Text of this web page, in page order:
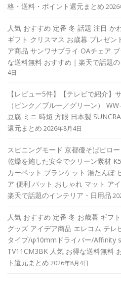
格・送料・ポイント還元まとめ 2026
人気 おすすめ 定番 冬 話題 注目 か
ギフト クリスマス お歳暮 プレゼ
ア商品 サンワサプライ OAチェア
な送料無料 おすすめ｜楽天で話題
4日
【レビュー5件】【テレビで紹介】
（ピンク／ブルー／グリーン）
豆腐 ミニ 時短 方眼 日本製
還元まとめ 2026年8月4日
スピニングモード 京都優そばピロ
乾燥を施した安全でクリーン素材
カーペット ブランケット 湯たんぽ
ア 便利 パット おしゃれ マット ア
楽天で話題のインテリア・日用品
人気 おすすめ 定番 冬 お歳暮 ギフ
グッズ アイデア商品 エレコム テレ
タイプ/φ10mmドライバー/Affinity
TV11CM3BK 人気 お得な送料無料
ト還元まとめ 2026年8月4日